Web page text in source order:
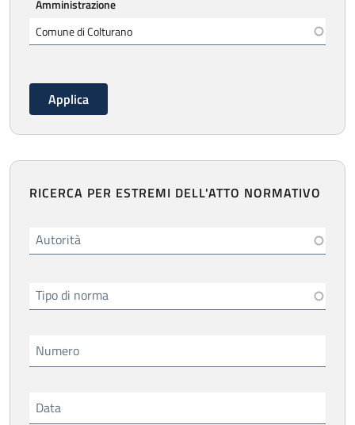
Amministrazione
RICERCA PER ESTREMI DELL'ATTO NORMATIVO
Autorità
Tipo di norma
Numero
Data